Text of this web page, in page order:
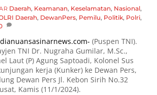
Daerah, Keamanan, Keselamatan, Nasional,
Daerah, DewanPers, Pemilu, Politik, Polri,
(Puspen TNI).
TNI Dr. Nugraha Gumilar, M.Sc.,
Laut (P) Agung Saptoadi, Kolonel Sus
kerja (Kunker) ke Dewan Pers,
Dewan Pers Jl. Kebon Sirih No.32
Kamis (11/1/2024).